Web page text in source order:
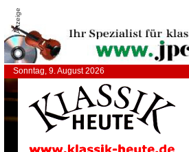
Anzeige
Sonntag, 9. August 2026